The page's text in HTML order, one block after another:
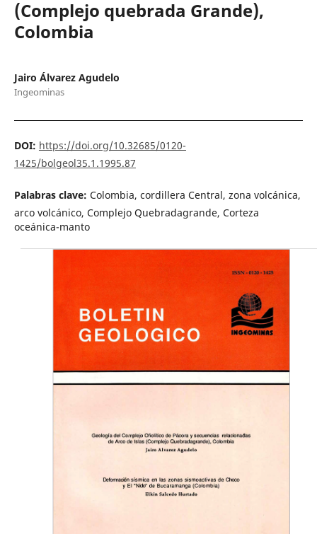
(Complejo quebrada Grande),
Colombia
Jairo Álvarez Agudelo
Ingeominas
DOI: https://doi.org/10.32685/0120-
1425/bolgeol35.1.1995.87
Palabras clave: Colombia, cordillera Central, zona volcánica,
arco volcánico, Complejo Quebradagrande, Corteza
oceánica-manto